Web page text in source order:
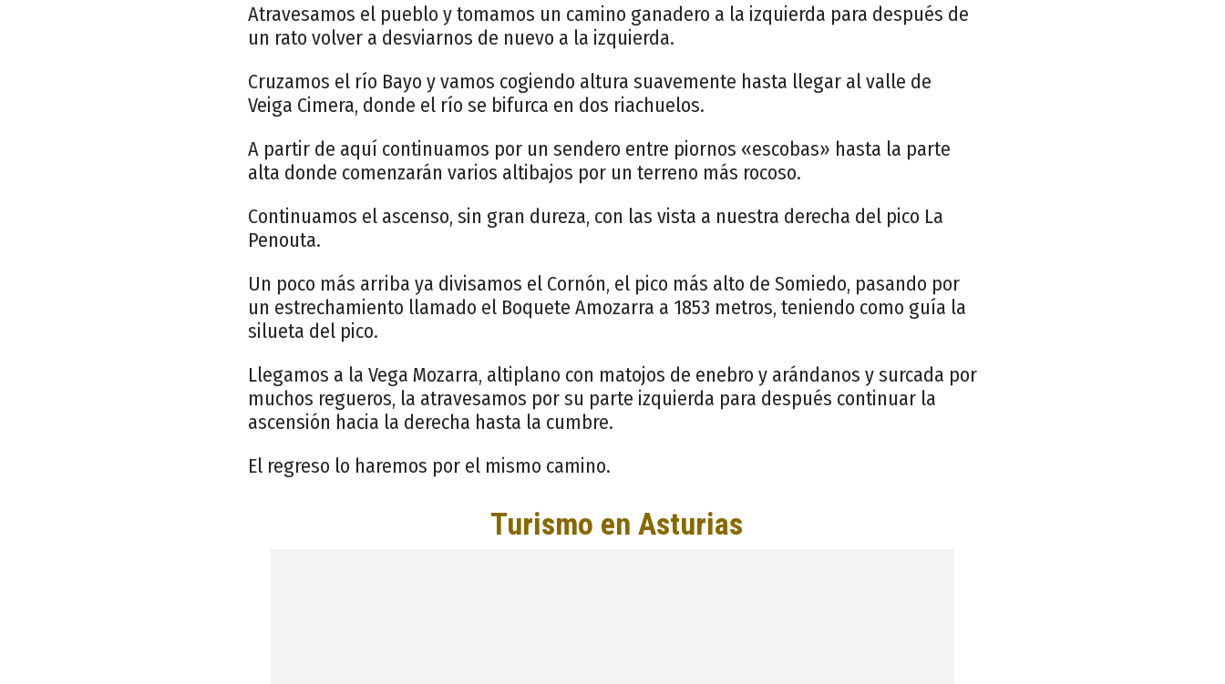
Atravesamos el pueblo y tomamos un camino ganadero a la izquierda para después de
un rato volver a desviarnos de nuevo a la izquierda.
Cruzamos el río Bayo y vamos cogiendo altura suavemente hasta llegar al valle de
Veiga Cimera, donde el río se bifurca en dos riachuelos.
A partir de aquí continuamos por un sendero entre piornos «escobas» hasta la parte
alta donde comenzarán varios altibajos por un terreno más rocoso.
Continuamos el ascenso, sin gran dureza, con las vista a nuestra derecha del pico La
Penouta.
Un poco más arriba ya divisamos el Cornón, el pico más alto de Somiedo, pasando por
un estrechamiento llamado el Boquete Amozarra a 1853 metros, teniendo como guía la
silueta del pico.
Llegamos a la Vega Mozarra, altiplano con matojos de enebro y arándanos y surcada por
muchos regueros, la atravesamos por su parte izquierda para después continuar la
ascensión hacia la derecha hasta la cumbre.
El regreso lo haremos por el mismo camino.